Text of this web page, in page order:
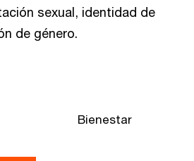
sexual, identidad de
de género.
Bienestar